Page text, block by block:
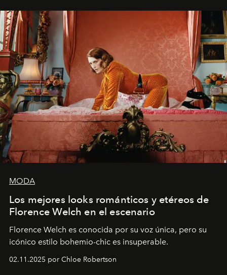
MODA
Los mejores looks románticos y etéreos de
Florence Welch en el escenario
Florence Welch es conocida por su voz única, pero su
icónico estilo bohemio-chic es insuperable.
02.11.2025 por Chloe Robertson